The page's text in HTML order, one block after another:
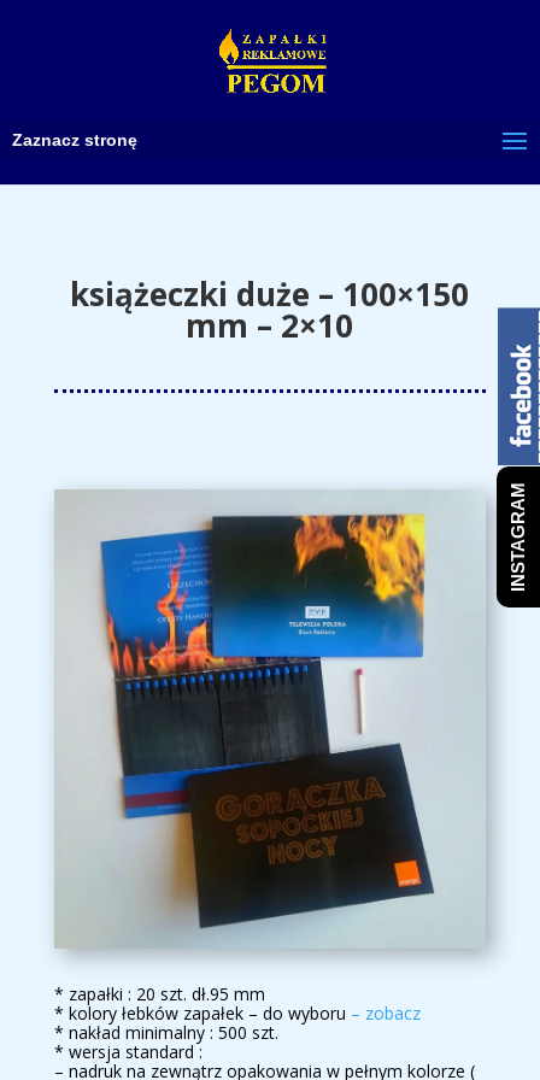
Zaznacz stronę
książeczki duże – 100×150
mm – 2×10
* zapałki : 20 szt. dł.95 mm
* kolory łebków zapałek – do wyboru – zobacz
* nakład minimalny : 500 szt.
* wersja standard :
– nadruk na zewnątrz opakowania w pełnym kolorze (
INSTAGRAM